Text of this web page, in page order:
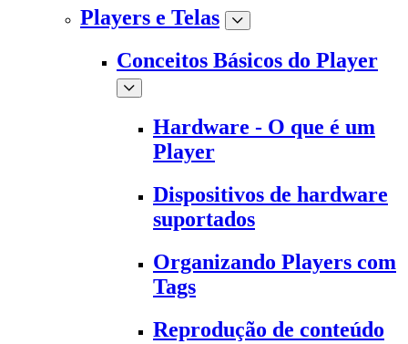
Players e Telas
Conceitos Básicos do Player
Hardware - O que é um
Player
Dispositivos de hardware
suportados
Organizando Players com
Tags
Reprodução de conteúdo